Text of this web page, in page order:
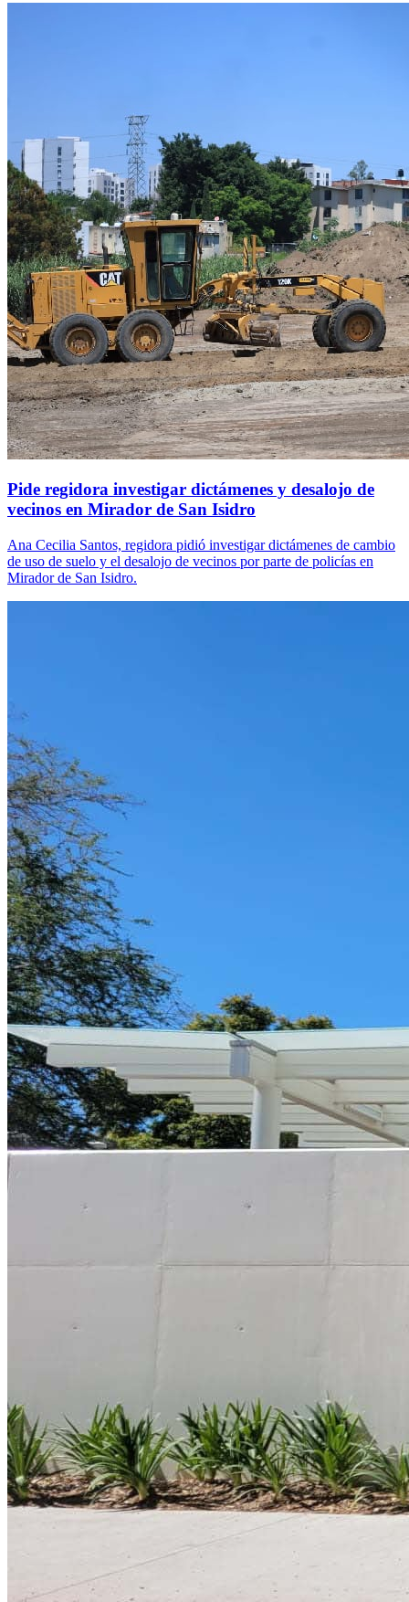
Pide regidora investigar dictámenes y desalojo de
vecinos en Mirador de San Isidro
Ana Cecilia Santos, regidora pidió investigar dictámenes de cambio
de uso de suelo y el desalojo de vecinos por parte de policías en
Mirador de San Isidro.